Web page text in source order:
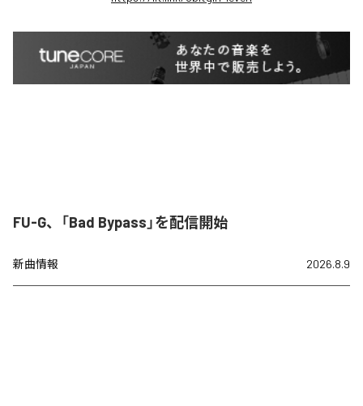
FU-G、「Bad Bypass」を配信開始
新曲情報 2026.8.9